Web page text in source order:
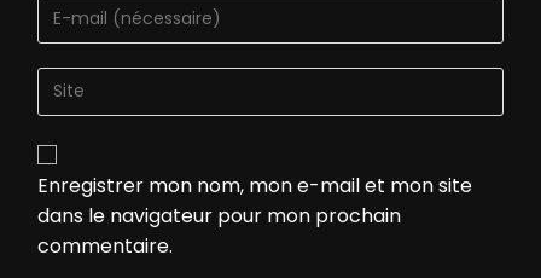
Enregistrer mon nom, mon e-mail et mon site
dans le navigateur pour mon prochain
commentaire.